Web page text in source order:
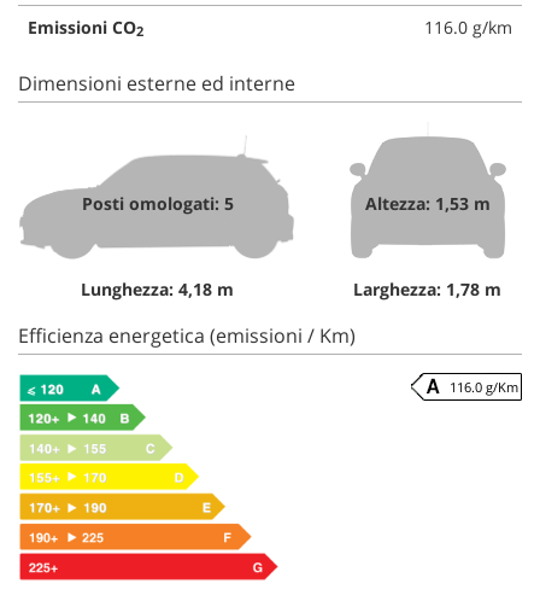
Emissioni CO2 116.0 g/km
Dimensioni esterne ed interne
Posti omologati: 5
Lunghezza: 4,18 m
Altezza: 1,53 m
Larghezza: 1,78 m
Efficienza energetica (emissioni / Km)
116.0 g/Km